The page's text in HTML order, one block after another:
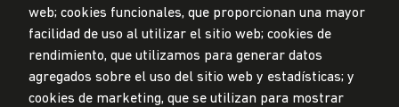
Privacidad de datos personales
Mesa de partes
© Universidad de Lima, 2024
Todos los derechos reservados
Diseñado porPartners
web; cookies funcionales, que proporcionan una mayor
facilidad de uso al utilizar el sitio web; cookies de
rendimiento, que utilizamos para generar datos
agregados sobre el uso del sitio web y estadísticas; y
cookies de marketing, que se utilizan para mostrar